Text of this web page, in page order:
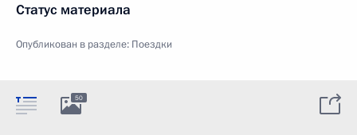
Статус материала
Опубликован в разделе: Поездки
50